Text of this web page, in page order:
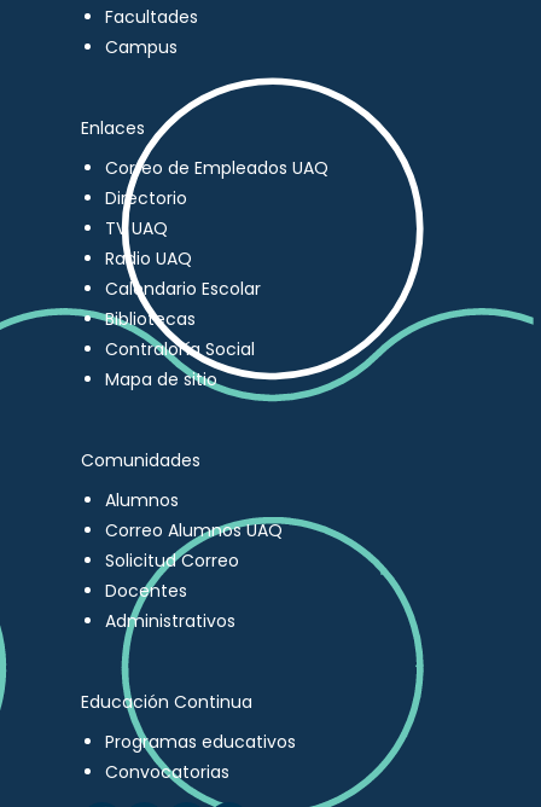
Facultades
Campus
Enlaces
Correo de Empleados UAQ
Directorio
TV UAQ
Radio UAQ
Calendario Escolar
Bibliotecas
Contraloría Social
Mapa de sitio
Comunidades
Alumnos
Correo Alumnos UAQ
Solicitud Correo
Docentes
Administrativos
Educación Continua
Programas educativos
Convocatorias